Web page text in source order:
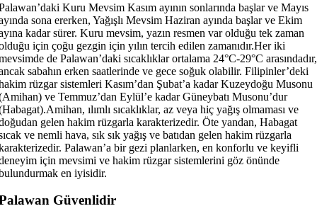
Kuru Mevsim Kasım ayının sonlarında başlar ve Mayıs
sona ererken, Yağışlı Mevsim Haziran ayında başlar ve Ekim
kadar sürer. Kuru mevsim, yazın resmen var olduğu tek zaman
için çoğu gezgin için yılın tercih edilen zamanıdır.Her iki
de Palawan’daki sıcaklıklar ortalama 24°C-29°C arasındadır,
sabahın erken saatlerinde ve gece soğuk olabilir. Filipinler’deki
rüzgar sistemleri Kasım’dan Şubat’a kadar Kuzeydoğu Musonu
ve Temmuz’dan Eylül’e kadar Güneybatı Musonu’dur
ılımlı sıcaklıklar, az veya hiç yağış olmaması ve
gelen hakim rüzgarla karakterizedir. Öte yandan, Habagat
ve nemli hava, sık sık yağış ve batıdan gelen hakim rüzgarla
Palawan’a bir gezi planlarken, en konforlu ve keyifli
için mevsimi ve hakim rüzgar sistemlerini göz önünde
en iyisidir.
Güvenlidir